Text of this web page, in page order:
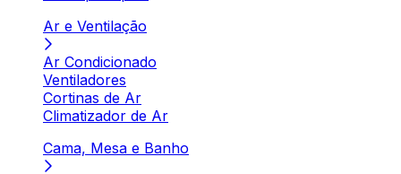
Ar e Ventilação
Ar Condicionado
Ventiladores
Cortinas de Ar
Climatizador de Ar
Cama, Mesa e Banho